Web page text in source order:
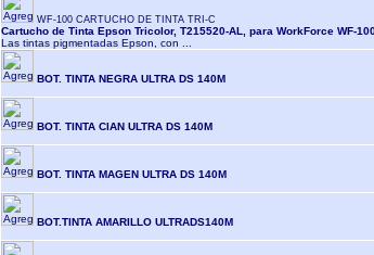
WF-100 CARTUCHO DE TINTA TRI-C
Cartucho de Tinta Epson Tricolor, T215520-AL, para WorkForce WF-
Las tintas pigmentadas Epson, con ...
BOT. TINTA NEGRA ULTRA DS 140M
BOT. TINTA CIAN ULTRA DS 140M
BOT. TINTA MAGEN ULTRA DS 140M
BOT.TINTA AMARILLO ULTRADS140M